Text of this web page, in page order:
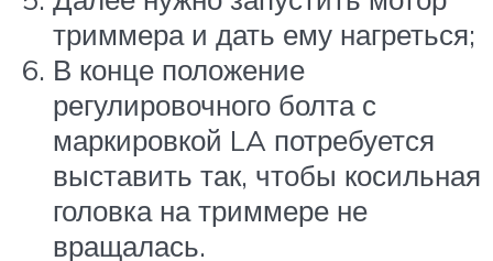
триммера и дать ему нагреться;
В конце положение
регулировочного болта с
маркировкой LA потребуется
выставить так, чтобы косильная
головка на триммере не
вращалась.